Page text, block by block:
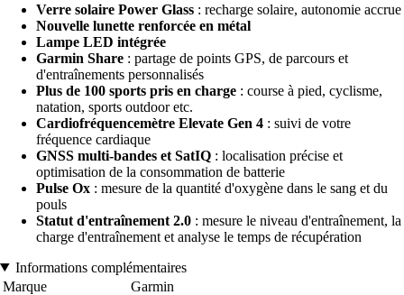
Verre solaire Power Glass : recharge solaire, autonomie accrue
Nouvelle lunette renforcée en métal
Lampe LED intégrée
Garmin Share : partage de points GPS, de parcours et
d'entraînements personnalisés
Plus de 100 sports pris en charge : course à pied, cyclisme,
natation, sports outdoor etc.
Cardiofréquencemètre Elevate Gen 4 : suivi de votre
fréquence cardiaque
GNSS multi-bandes et SatIQ : localisation précise et
optimisation de la consommation de batterie
Pulse Ox : mesure de la quantité d'oxygène dans le sang et du
pouls
Statut d'entraînement 2.0 : mesure le niveau d'entraînement, la
charge d'entraînement et analyse le temps de récupération
Informations complémentaires
Marque
Garmin